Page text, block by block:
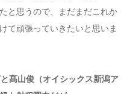
と思うので、まだまだこれか
て頑張っていきたいと思いま
髙山俊（オイシックス新潟ア